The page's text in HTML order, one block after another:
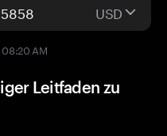
USD
AM
Leitfaden zu